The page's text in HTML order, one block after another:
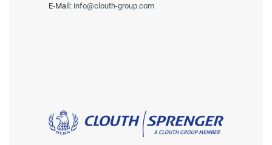
E-Mail: info@clouth-group.com